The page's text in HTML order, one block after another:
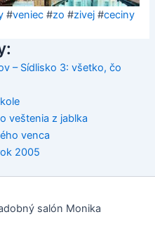
#veniec #zo #zivej #ceciny
– Sídlisko 3: všetko, čo
veštenia z jablka
venca
2005
salón Monika